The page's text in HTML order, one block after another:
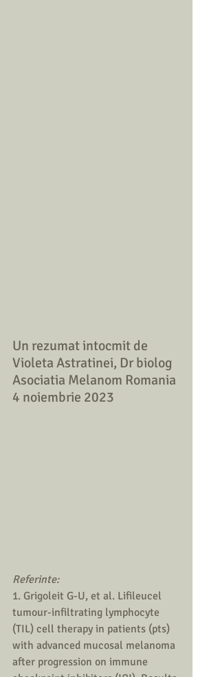
Un rezumat intocmit de
Violeta Astratinei, Dr biolog
Asociatia Melanom Romania
4 noiembrie 2023
Referinte:
1. Grigoleit G-U, et al. Lifileucel
tumour-infiltrating lymphocyte
(TIL) cell therapy in patients (pts)
with advanced mucosal melanoma
after progression on immune